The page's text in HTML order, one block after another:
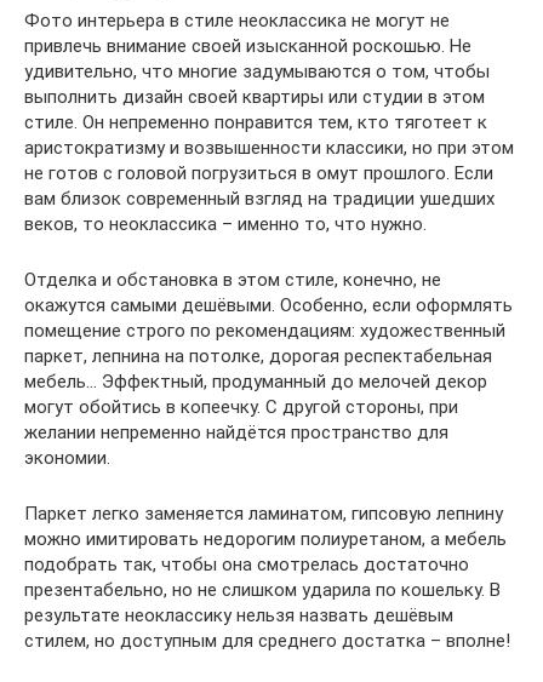
Фото интерьера в стиле неоклассика не могут не
привлечь внимание своей изысканной роскошью. Не
удивительно, что многие задумываются о том, чтобы
выполнить дизайн своей квартиры или студии в этом
стиле. Он непременно понравится тем, кто тяготеет к
аристократизму и возвышенности классики, но при этом
не готов с головой погрузиться в омут прошлого. Если
вам близок современный взгляд на традиции ушедших
веков, то неоклассика – именно то, что нужно.
Отделка и обстановка в этом стиле, конечно, не
окажутся самыми дешёвыми. Особенно, если оформлять
помещение строго по рекомендациям: художественный
паркет, лепнина на потолке, дорогая респектабельная
мебель… Эффектный, продуманный до мелочей декор
могут обойтись в копеечку. С другой стороны, при
желании непременно найдётся пространство для
экономии.
Паркет легко заменяется ламинатом, гипсовую лепнину
можно имитировать недорогим полиуретаном, а мебель
подобрать так, чтобы она смотрелась достаточно
презентабельно, но не слишком ударила по кошельку. В
результате неоклассику нельзя назвать дешёвым
стилем, но доступным для среднего достатка – вполне!